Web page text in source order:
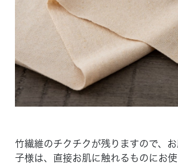
竹繊維のチクチクが残りますので、
子様は、直接お肌に触れるものにお